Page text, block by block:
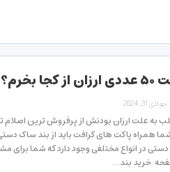
جولای 31, 2024
به علت ارزان بودنش از پرفروش ترین اصلام
همراه پاکت های کرافت باید از بند ساک
در انواع مختلفی وجود دارد که شما برای
خرید بند…